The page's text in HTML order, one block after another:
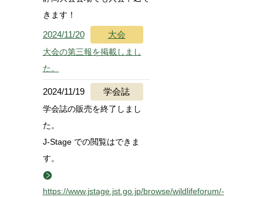
きます！
2024/11/20 大会
大会の第三報を掲載しまし
た。
2024/11/19 学会誌
学会誌の販売を終了しまし
た。
J-Stage での閲覧はできま
す。
https://www.jstage.jst.go.jp/browse/wildlifeforum/-